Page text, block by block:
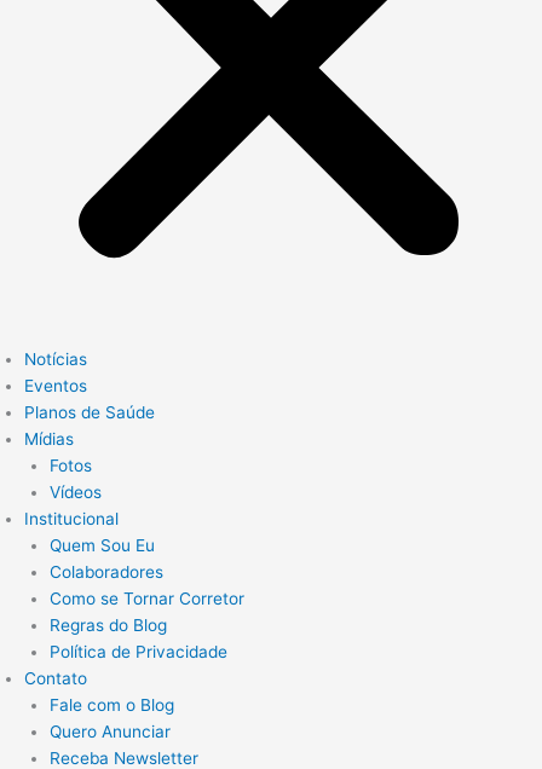
Notícias
Eventos
Planos de Saúde
Mídias
Fotos
Vídeos
Institucional
Quem Sou Eu
Colaboradores
Como se Tornar Corretor
Regras do Blog
Política de Privacidade
Contato
Fale com o Blog
Quero Anunciar
Receba Newsletter